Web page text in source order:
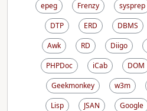
epeg
Frenzy sysprep
DTP
ERD DBMS
Awk
RD Diigo
PHPDoc
iCab DOM
Geekmonkey
w3m
Lisp
JSAN Google